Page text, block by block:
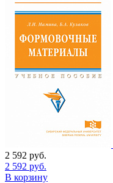
2 592 руб.
2 592 руб.
В корзину